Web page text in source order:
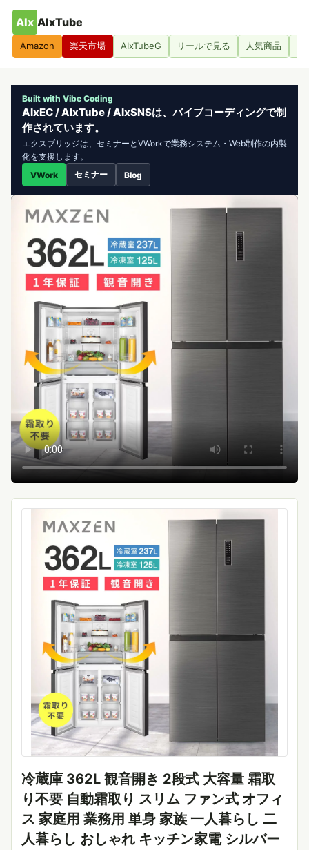
AIx AIxTube
Amazon 楽天市場 AIxTubeG リールで見る 人気商品
Built with Vibe Coding
AIxEC / AIxTube / AIxSNSは、バイブコーディングで制
作されています。
エクスブリッジは、セミナーとVWorkで業務システム・Web制作の内製
化を支援します。
VWork
セミナー Blog
冷蔵庫 362L 観音開き 2段式 大容量 霜取
り不要 自動霜取り スリム ファン式 オフィ
ス 家庭用 業務用 単身 家族 一人暮らし 二
人暮らし おしゃれ キッチン家電 シルバー